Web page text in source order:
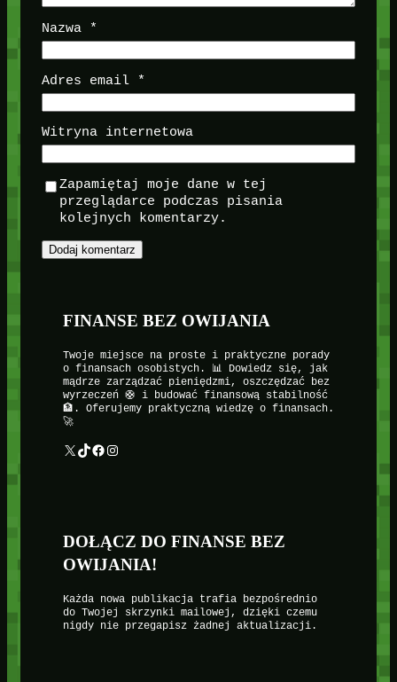
Nazwa *
Adres email *
Witryna internetowa
Zapamiętaj moje dane w tej
przeglądarce podczas pisania
kolejnych komentarzy.
FINANSE BEZ OWIJANIA
Twoje miejsce na proste i praktyczne porady
o finansach osobistych. 📊 Dowiedz się, jak
mądrze zarządzać pieniędzmi, oszczędzać bez
wyrzeczeń 🛟 i budować finansową stabilność
🏦. Oferujemy praktyczną wiedzę o finansach.
🚀
X TikTok Facebook Instagram
DOŁĄCZ DO FINANSE BEZ
OWIJANIA!
Każda nowa publikacja trafia bezpośrednio
do Twojej skrzynki mailowej, dzięki czemu
nigdy nie przegapisz żadnej aktualizacji.